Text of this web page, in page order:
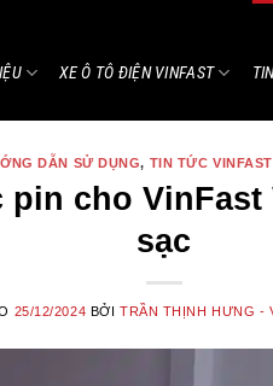
XE Ô TÔ ĐIỆN VINFAST
DẪN SỬ DỤNG, TIN TỨC
cho VinFast
sạc
25/12/2024 BỞI TRẦN THỊNH HƯNG -